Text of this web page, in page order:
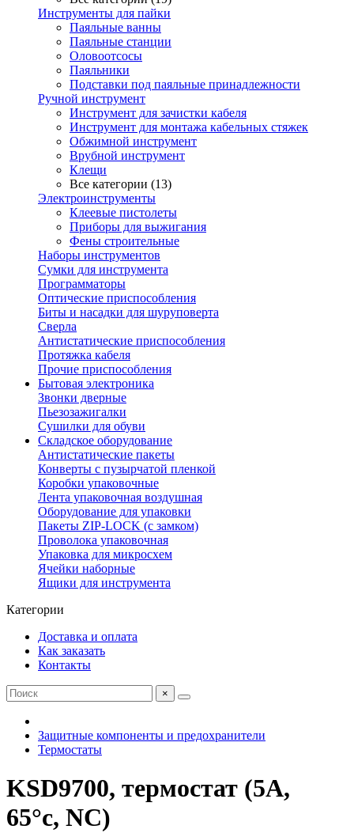
Инструменты для пайки
Паяльные ванны
Паяльные станции
Оловоотсосы
Паяльники
Подставки под паяльные принадлежности
Ручной инструмент
Инструмент для зачистки кабеля
Инструмент для монтажа кабельных стяжек
Обжимной инструмент
Врубной инструмент
Клещи
Все категории (13)
Электроинструменты
Клеевые пистолеты
Приборы для выжигания
Фены строительные
Наборы инструментов
Сумки для инструмента
Программаторы
Оптические приспособления
Биты и насадки для шуруповерта
Сверла
Антистатические приспособления
Протяжка кабеля
Прочие приспособления
Бытовая электроника
Звонки дверные
Пьезозажигалки
Сушилки для обуви
Складское оборудование
Антистатические пакеты
Конверты с пузырчатой пленкой
Коробки упаковочные
Лента упаковочная воздушная
Оборудование для упаковки
Пакеты ZIP-LOCK (с замком)
Проволока упаковочная
Упаковка для микросхем
Ячейки наборные
Ящики для инструмента
Категории
Доставка и оплата
Как заказать
Контакты
×
Защитные компоненты и предохранители
Термостаты
KSD9700, термостат (5A,
65°c, NC)